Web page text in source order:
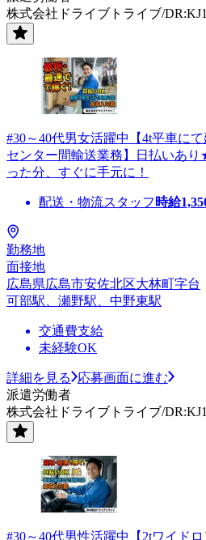
株式会社ドライブトライブ/
#30～40代男女活躍中【4t平車に
センター間輸送業務】日払いあ
った分、すぐに手元に！
配送・物流スタッフ 時給
勤務地
面接地
広島県広島市安佐北区大林町字台
可部駅、瀬野駅、中野東駅
交通費支給
未経験OK
詳細を見る
応募画面に進む
派遣労働者
株式会社ドライブトライブ/
#30～40代男性活躍中【2tワイド